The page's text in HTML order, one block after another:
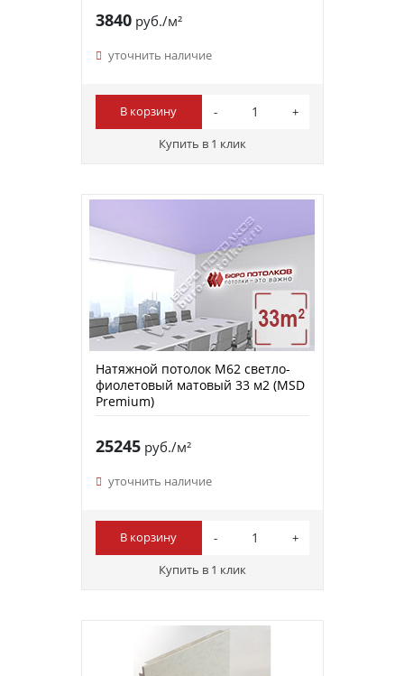
3840руб./м²
уточнить наличие
В корзину
Купить в 1 клик
Натяжной потолок M62 светло-
фиолетовый матовый 33 м2 (MSD
Premium)
25245руб./м²
уточнить наличие
В корзину
Купить в 1 клик